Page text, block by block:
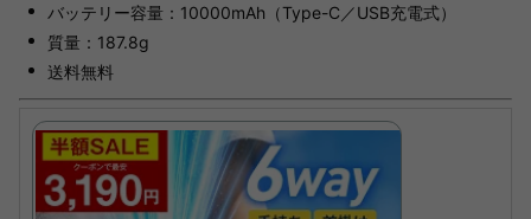
バッテリー容量：10000mAh（Type-C／USB充電式）
質量：187.8g
送料無料